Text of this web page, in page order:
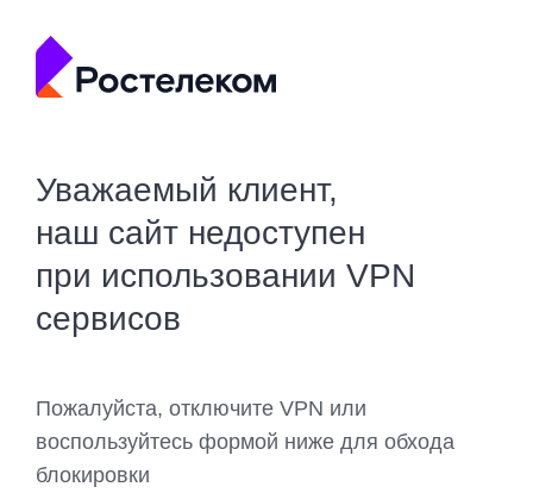
Уважаемый клиент,
наш сайт недоступен
при использовании VPN
сервисов
Пожалуйста, отключите VPN или
воспользуйтесь формой ниже для обхода
блокировки